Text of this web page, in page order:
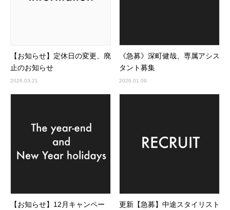
【お知らせ】定休日の変更、廃
止のお知らせ
2026.03.21
《急募》深町健哉、専属アシス
タント募集
2026.01.09
【お知らせ】12月キャンペー
更新【急募】中途スタイリスト